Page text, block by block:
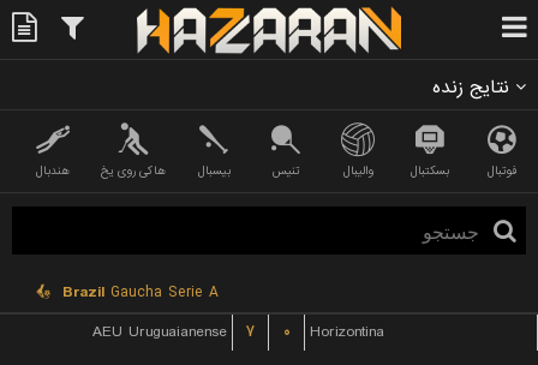
نتایج زنده
فوتبال بسکتبال والیبال تنیس بیسبال هاکی روی یخ هندبال
Brazil Gaucha Serie A
AEU Uruguaianense
۷ ۰ Horizontina